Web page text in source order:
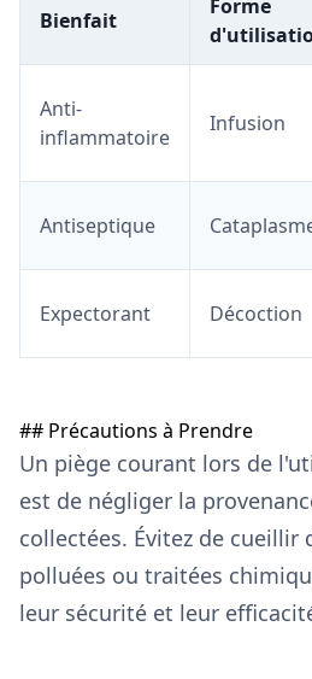
Bienfait
Forme
Anti-
inflammatoire
Infusion
Antiseptique
Expectorant Décoction
## Précautions à Prendre
Un piège courant lors de
est de négliger la
collectées. Évitez de cueillir
polluées ou traitées
leur sécurité et leur